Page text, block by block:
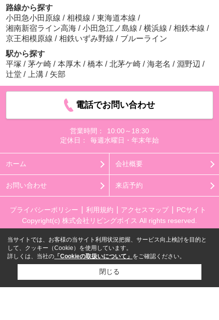
路線から探す
小田急小田原線 / 相模線 / 東海道本線 /
湘南新宿ライン高海 / 小田急江ノ島線 / 横浜線 / 相鉄本線 /
京王相模原線 / 相鉄いずみ野線 / ブルーライン
駅から探す
平塚 / 茅ケ崎 / 本厚木 / 橋本 / 北茅ケ崎 / 海老名 / 淵野辺 /
辻堂 / 上溝 / 矢部
電話でお問い合わせ
営業時間：
10:00～18:30
定休日：
毎週水曜日・年末年始
ホーム 会社概要
お問い合わせ 来店予約
プライバシーポリシー 利用規約 アクセスマップ
PCサイト
Copyright(c) 株式会社リビングボイス All rights reserved.
当サイトでは、お客様の当サイト利用状況把握、サービス向上検討を目的と
して、クッキー（Cookie）を使用しています。
詳しくは、当社の 「Cookieの取扱いについて」 をご確認ください。
閉じる